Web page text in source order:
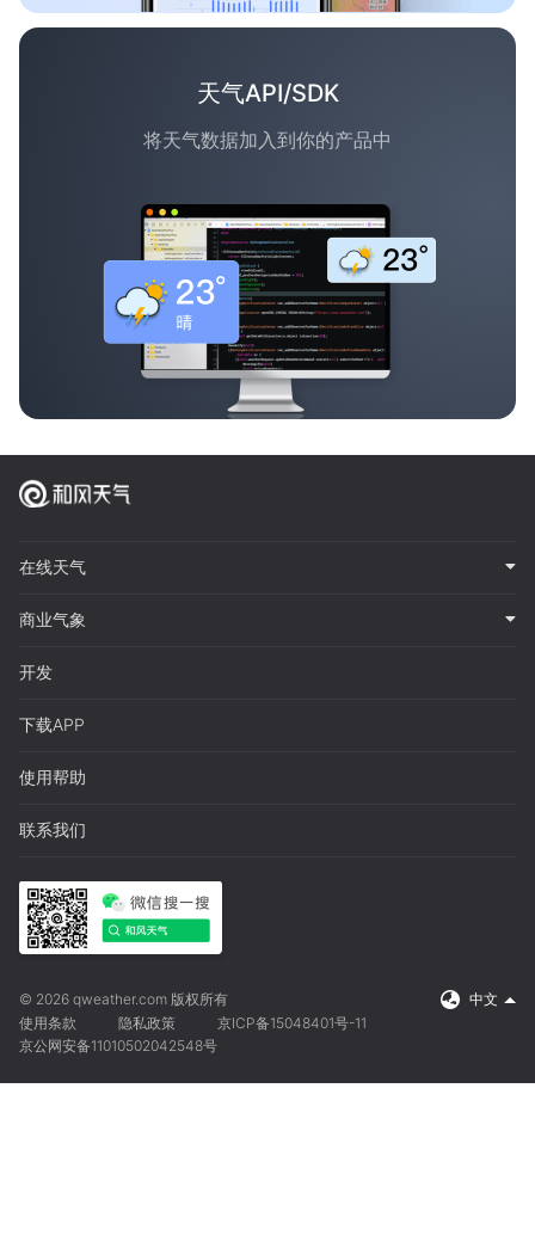
天气API/SDK
将天气数据加入到你的产品中
在线天气
商业气象
开发
下载APP
使用帮助
联系我们
© 2026 qweather.com 版权所有
中文
使用条款
隐私政策
京ICP备15048401号-11
京公网安备11010502042548号